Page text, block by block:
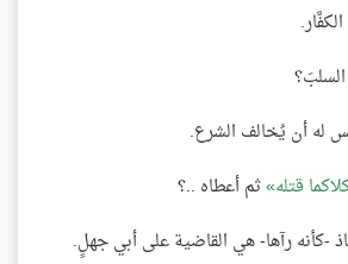
له أن يُخالف الشرع.
قتله ثم أعطاه ..؟
-كأنه رآها- هي القاضية على أبي جهلٍ.